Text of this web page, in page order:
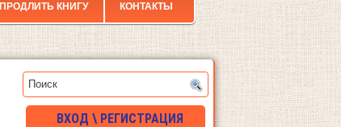
ПРОДЛИТЬ КНИГУ КОНТАКТЫ
ВХОД \ РЕГИСТРАЦИЯ